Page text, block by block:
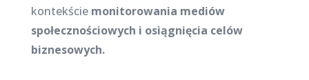
kontekściemonitorowania mediów
społecznościowych i osiągnięcia celów
biznesowych.